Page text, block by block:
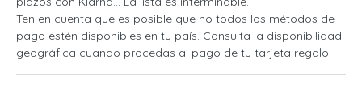
Ten en cuenta que es posible que no todos los métodos de
pago estén disponibles en tu país. Consulta la disponibilidad
geográfica cuando procedas al pago de tu tarjeta regalo.